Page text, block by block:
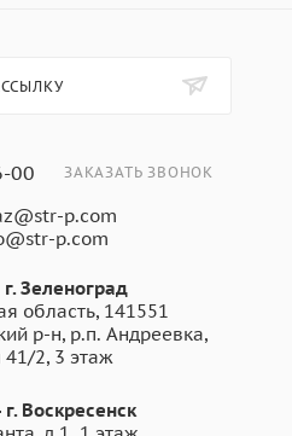
00 ЗАКАЗАТЬ ЗВОНОК
p.com
p.com
Зеленоград
область, 141551
р-н, р.п. Андреевка,
2, 3 этаж
Воскресенск